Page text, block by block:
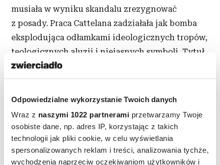
Odpowiedzialne wykorzystanie Twoich danych
Wraz z naszymi 1022 partnerami przetwarzamy Twoje
osobiste dane, np. adres IP, korzystając z takich
technologii jak pliki cookie, w celu wyświetlania
spersonalizowanych reklam i treści, analizowania tychże,
wychodzenia naprzeciw oczekiwaniom użytkowników i
musiała w wyniku skandalu zrezygnować
z posady. Praca Cattelana zadziałała jak bomba
eksplodująca odłamkami ideologicznych tropów,
teologicznych aluzji i niejasnych symboli. Tytuł
pracy odnosi się przecież do katolickiej Liturgii
Godzin – dziewiąta godzina to ta, w której
rozważa się śmierć i męczeństwo Chrystusa. Co
Kościoła, czy też przedstawiał raczej scenę
męczeństwa? Czy jego rzeźbę należy czytać
według klucza religijnego, politycznego, czy też